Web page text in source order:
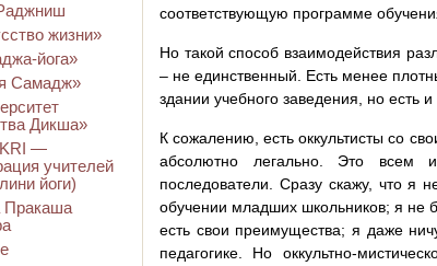
жизни»
йога»
Самадж»
Дикша»
―
учителей
йоги)
Пракаша
соответствующую программе
Но такой способ взаимодействия
– не единственный. Есть менее
здании учебного заведения, но есть
К сожалению, есть оккультисты со
абсолютно легально. Это всем
последователи. Сразу скажу, что я
обучении младших школьников; я не
есть свои преимущества; я даже
педагогике. Но оккультно-